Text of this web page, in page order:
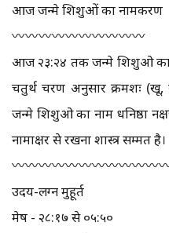
आज जन्मे शिशुओं का नामकरण
〰️〰️〰️〰️〰️〰️〰️〰️〰️〰️
आज २३:२४ तक जन्मे शिशुओ का
चतुर्थ चरण अनुसार क्रमशः
जन्मे शिशुओ का नाम धनिष्ठा
नामाक्षर से रखना शास्त्र सम्मत है।
〰️〰️〰️〰️〰️〰️〰️〰️〰️〰️〰️
उदय-लग्न मुहूर्त
मेष - २८:१७ से ०५:५०